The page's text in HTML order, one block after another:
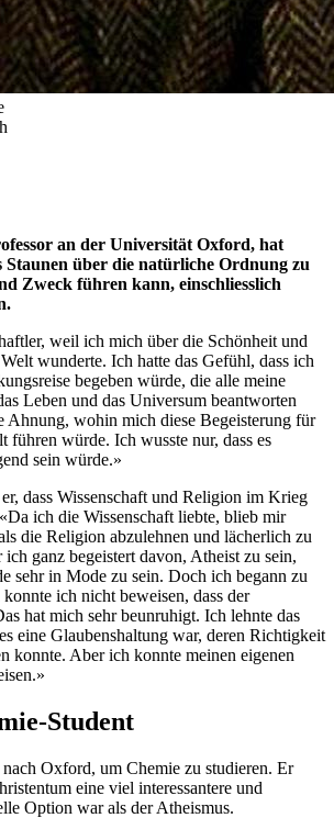
an der Universität Oxford, hat
Staunen über die natürliche Ordnung zu
Zweck führen kann, einschliesslich
weil ich mich über die Schönheit und
wunderte. Ich hatte das Gefühl, dass ich
begeben würde, die alle meine
Leben und das Universum beantworten
Ahnung, wohin mich diese Begeisterung für
führen würde. Ich wusste nur, dass es
sein würde.»
dass Wissenschaft und Religion im Krieg
ich die Wissenschaft liebte, blieb mir
die Religion abzulehnen und lächerlich zu
ganz begeistert davon, Atheist zu sein,
sehr in Mode zu sein. Doch ich begann zu
ich nicht beweisen, dass der
hat mich sehr beunruhigt. Ich lehnte das
eine Glaubenshaltung war, deren Richtigkeit
konnte. Aber ich konnte meinen eigenen
Student
Oxford, um Chemie zu studieren. Er
eine viel interessantere und
Option war als der Atheismus.